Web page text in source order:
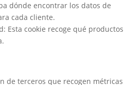
dónde encontrar los datos de
cada cliente.
Esta cookie recoge qué productos
de terceros que recogen métricas